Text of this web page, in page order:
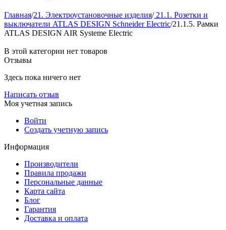
Главная/21. Электроустановочные изделия/21.1. Розетки и
выключатели ATLAS DESIGN Schneider Electric/21.1.5. Рамки
ATLAS DESIGN AIR Systeme Electric
В этой категории нет товаров
Отзывы
Здесь пока ничего нет
Написать отзыв
Моя учетная запись
Войти
Создать учетную запись
Информация
Производители
Правила продажи
Персональные данные
Карта сайта
Блог
Гарантия
Доставка и оплата